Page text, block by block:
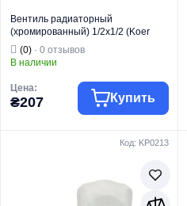
Вентиль радиаторный
(хромированный) 1/2x1/2 (Koer
KR.904.CHR) (KR2824)
(0) · 0 отзывов
В наличии
Цена:
₴207 Купить
Радиаторная
арматура
Код: KP0213